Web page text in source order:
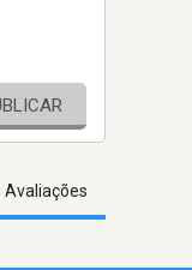
Avaliações